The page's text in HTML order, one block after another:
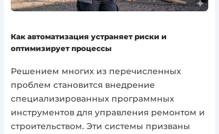
Как автоматизация устраняет риски и
оптимизирует процессы
Решением многих из перечисленных
проблем становится внедрение
специализированных программных
инструментов для управления ремонтом и
строительством. Эти системы призваны